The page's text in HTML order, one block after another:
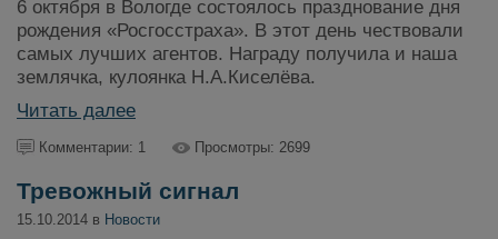
6 октября в Вологде состоялось празднование дня
рождения «Росгосстраха». В этот день чествовали
самых лучших агентов. Награду получила и наша
землячка, кулоянка Н.А.Киселёва.
Читать далее
Комментарии: 1 Просмотры: 2699
Тревожный сигнал
15.10.2014 в Новости